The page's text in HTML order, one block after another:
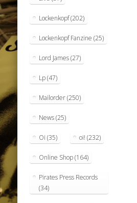
Lockenkopf(202)
Lockenkopf Fanzine (25)
Lord James(27)
Lp(47)
Mailorder(250)
News(25)
Oi (35) oi! (232)
Online Shop(164)
Pirates Press Records
(34)